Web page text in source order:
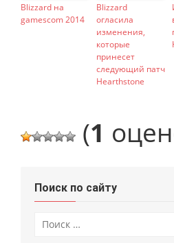
Blizzard на
gamescom 2014
Blizzard
огласила
изменения,
которые
принесет
следующий патч
Hearthstone
(1
Поиск по сайту